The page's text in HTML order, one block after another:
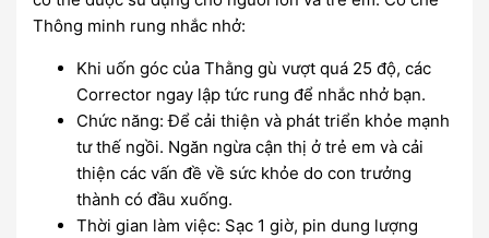
Thông minh rung nhắc nhở:
Khi uốn góc của Thằng gù vượt quá 25 độ, các
Corrector ngay lập tức rung để nhắc nhở bạn.
Chức năng: Để cải thiện và phát triển khỏe mạnh
tư thế ngồi. Ngăn ngừa cận thị ở trẻ em và cải
thiện các vấn đề về sức khỏe do con trưởng
thành có đầu xuống.
Thời gian làm việc: Sạc 1 giờ, pin dung lượng